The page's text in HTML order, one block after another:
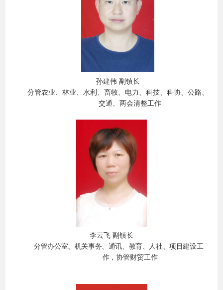
孙建伟 副镇长
分管农业、林业、水利、畜牧、电力、科技、科协、公路、
交通、 两会清整工作
李云飞 副镇长
分管办公室、机关事务、通讯、教育、人社、项目建设工
作， 协管财贸工作